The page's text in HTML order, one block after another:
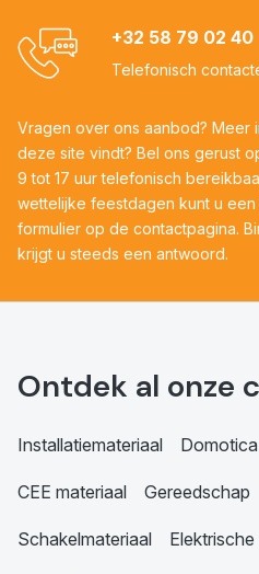
+32 58 79 02 40
Telefonisch
Vragen over ons aanbod? Meer
deze site vindt? Bel ons gerust
9 tot 17 uur telefonisch
wettelijke feestdagen kunt u
formulier op de contactpagina.
krijgt u steeds een antwoord.
Ontdek al onze
Installatiemateriaal Domotica
CEE materiaal Gereedschap
Schakelmateriaal